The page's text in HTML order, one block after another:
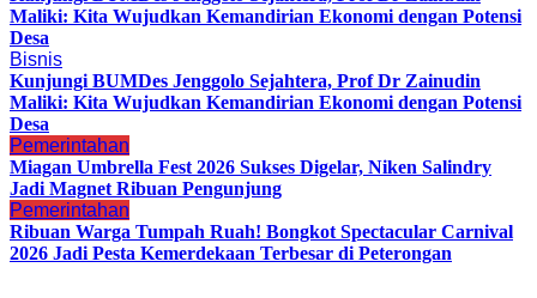
Maliki: Kita Wujudkan Kemandirian Ekonomi dengan Potensi
Desa
Bisnis
Kunjungi BUMDes Jenggolo Sejahtera, Prof Dr Zainudin
Maliki: Kita Wujudkan Kemandirian Ekonomi dengan Potensi
Desa
Pemerintahan
Miagan Umbrella Fest 2026 Sukses Digelar, Niken Salindry
Jadi Magnet Ribuan Pengunjung
Pemerintahan
Ribuan Warga Tumpah Ruah! Bongkot Spectacular Carnival
2026 Jadi Pesta Kemerdekaan Terbesar di Peterongan